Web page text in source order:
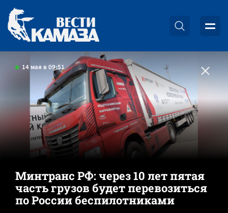
14 мая в 09:51
Минтранс РФ: через 10 лет пятая
часть грузов будет перевозиться
по России беспилотниками